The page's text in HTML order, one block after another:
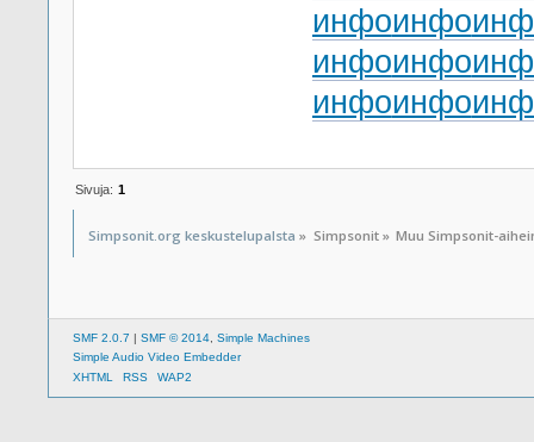
инфоинфо
инфоинфо
инфоинфо
Sivuja: 1
Simpsonit.org keskustelupalsta » Simpsonit» Muu Simpsonit-
SMF 2.0.7 | SMF © 2014, Simple Machines
Simple Audio Video Embedder
XHTML
RSS WAP2